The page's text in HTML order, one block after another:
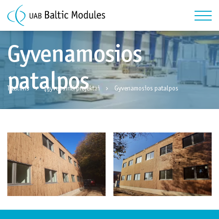
Gyvenamosios
patalpos
Titulinis Įgyvendinti projektai Gyvenamosios patalpos